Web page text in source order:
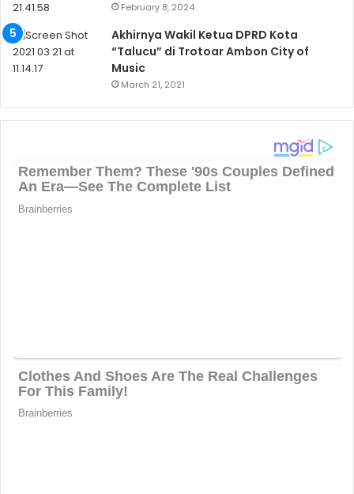
February 8, 2024
Akhirnya Wakil Ketua DPRD Kota
“Talucu” di Trotoar Ambon City of
Music
March 21, 2021